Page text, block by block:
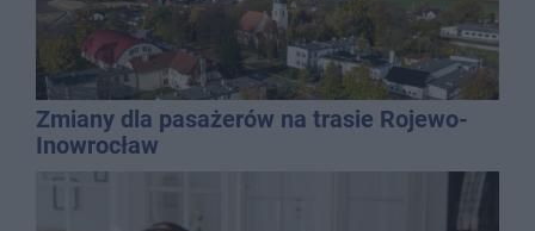
Zmiany dla pasażerów na trasie Rojewo-
Inowrocław